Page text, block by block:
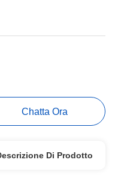
Chatta Ora
Di Prodotto